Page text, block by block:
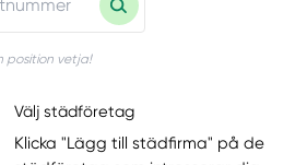
position vetja!
Välj städföretag
Klicka "Lägg till städfirma" på de